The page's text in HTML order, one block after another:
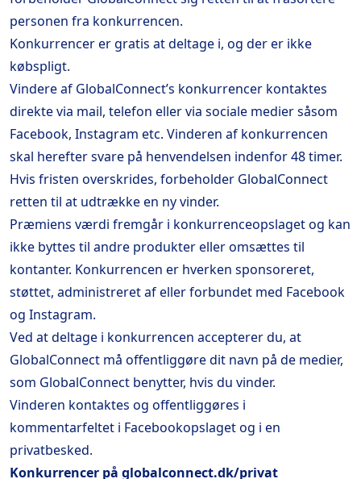
personen fra konkurrencen.
Konkurrencer er gratis at deltage i, og der er ikke
købspligt.
Vindere af GlobalConnect’s konkurrencer kontaktes
direkte via mail, telefon eller via sociale medier såsom
Facebook, Instagram etc. Vinderen af konkurrencen
skal herefter svare på henvendelsen indenfor 48 timer.
Hvis fristen overskrides, forbeholder GlobalConnect
retten til at udtrække en ny vinder.
Præmiens værdi fremgår i konkurrenceopslaget og kan
ikke byttes til andre produkter eller omsættes til
kontanter. Konkurrencen er hverken sponsoreret,
støttet, administreret af eller forbundet med Facebook
og Instagram.
Ved at deltage i konkurrencen accepterer du, at
GlobalConnect må offentliggøre dit navn på de medier,
som GlobalConnect benytter, hvis du vinder.
Vinderen kontaktes og offentliggøres i
kommentarfeltet i Facebookopslaget og i en
privatbesked.
Konkurrencer på globalconnect.dk/privat